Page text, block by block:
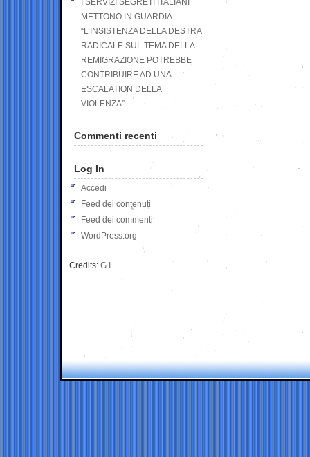
I SERVIZI SEGRETI ITALIANI
METTONO IN GUARDIA:
“L’INSISTENZA DELLA DESTRA
RADICALE SUL TEMA DELLA
REMIGRAZIONE POTREBBE
CONTRIBUIRE AD UNA
ESCALATION DELLA
VIOLENZA”
Commenti recenti
Log In
Accedi
Feed dei contenuti
Feed dei commenti
WordPress.org
Credits: G.I